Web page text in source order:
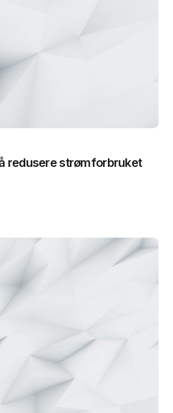
redusere strømforbruket